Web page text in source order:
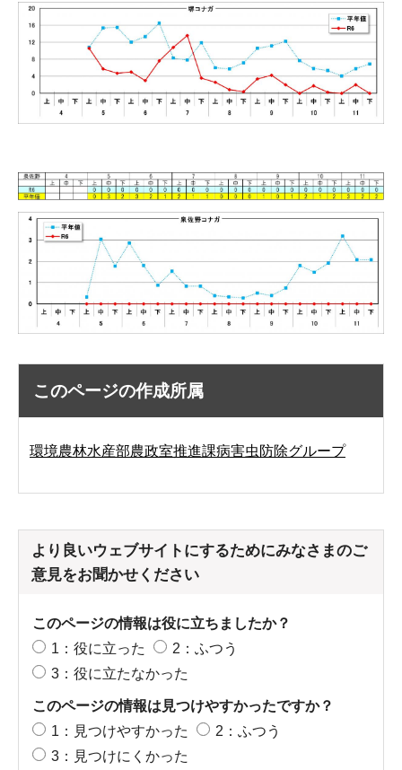
このページの作成所属
環境農林水産部農政室推進課病害虫防除グループ
より良いウェブサイトにするためにみなさまのご
意見をお聞かせください
このページの情報は役に立ちましたか？
1：役に立った
2：ふつう
3：役に立たなかった
このページの情報は見つけやすかったですか？
1：見つけやすかった
2：ふつう
3：見つけにくかった